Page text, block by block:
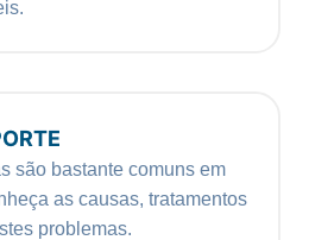
são bastante comuns em
as causas, tratamentos
problemas.